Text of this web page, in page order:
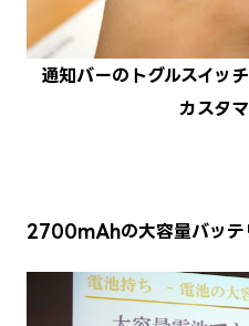
通知バーのトグルスイッ
カスタ
2700mAhの大容量バッテ